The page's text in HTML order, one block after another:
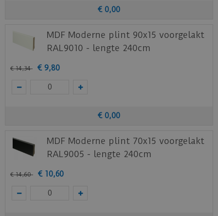
€ 0,00
MDF Moderne plint 90x15 voorgelakt
RAL9010 - lengte 240cm
€ 14,34 € 9,80
€ 0,00
MDF Moderne plint 70x15 voorgelakt
RAL9005 - lengte 240cm
€ 14,60 € 10,60